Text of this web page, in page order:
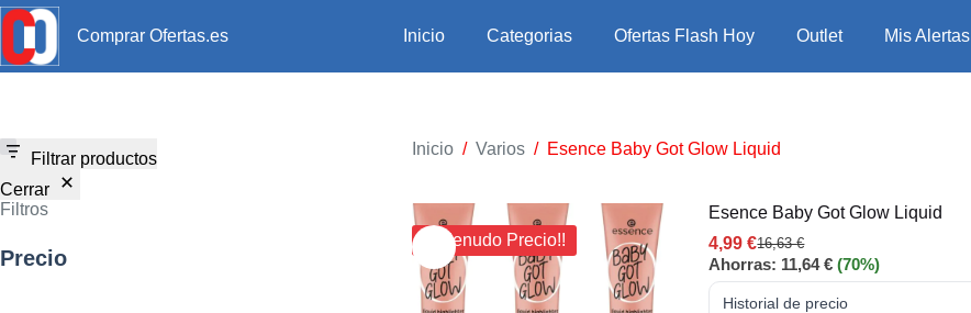
Comprar Ofertas.es Inicio Categorias Ofertas Flash Hoy Outlet Mis Alertas
Inicio / Varios / Esence Baby Got Glow Liquid
¡¡ Menudo Precio!!
Esence Baby Got Glow Liquid
16,63€
4,99€
Ahorras: 11,64€ (70%)
Historial de precio
Filtrar productos
Cerrar
Filtros
Precio